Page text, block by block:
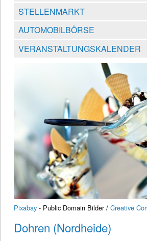
STELLENMARKT
AUTOMOBILBÖRSE
VERANSTALTUNGSKALENDER
Pixabay - Public Domain Bilder / Creative
Dohren (Nordheide)